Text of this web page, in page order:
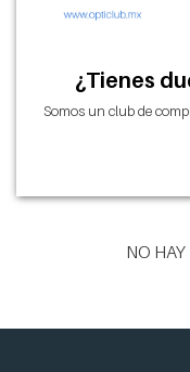
¿Tienes
Somos un club de
NO